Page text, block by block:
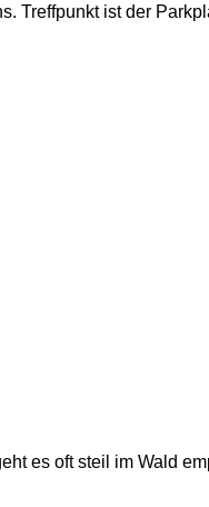
Treffpunkt ist der
es oft steil im Wald